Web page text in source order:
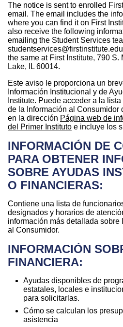
The notice is sent to enrolled
email. The email includes the
where you can find it on First
also receive the following
emailing the Student Services
studentservices@firstinstitute.edu
the same at First Institute, 790 S.
Lake, IL 60014.
Este aviso le proporciona un
Información Institucional y de
Institute. Puede acceder a la
de la Información al Consumidor
en la dirección Página web de
del Primer Instituto e incluye los
INFORMACIÓN DE
PARA OBTENER
SOBRE AYUDAS
O FINANCIERAS:
Contiene una lista de
designados y horarios de
información más detallada sobre
al Consumidor.
INFORMACIÓN
FINANCIERA:
Ayudas disponibles de
estatales, locales e
para solicitarlas.
Cómo se calculan los
asistencia